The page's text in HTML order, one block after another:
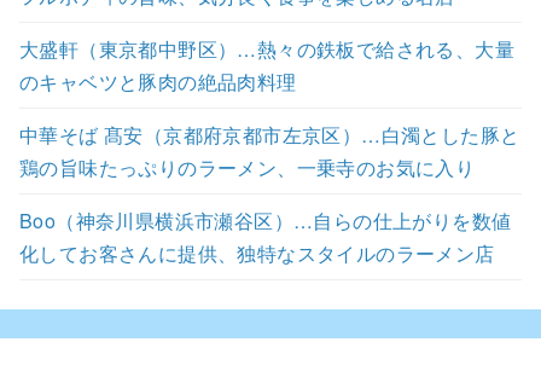
大盛軒（東京都中野区）…熱々の鉄板で給される、大量
のキャベツと豚肉の絶品肉料理
中華そば 髙安（京都府京都市左京区）…白濁とした豚と
鶏の旨味たっぷりのラーメン、一乗寺のお気に入り
Boo（神奈川県横浜市瀬谷区）…自らの仕上がりを数値
化してお客さんに提供、独特なスタイルのラーメン店